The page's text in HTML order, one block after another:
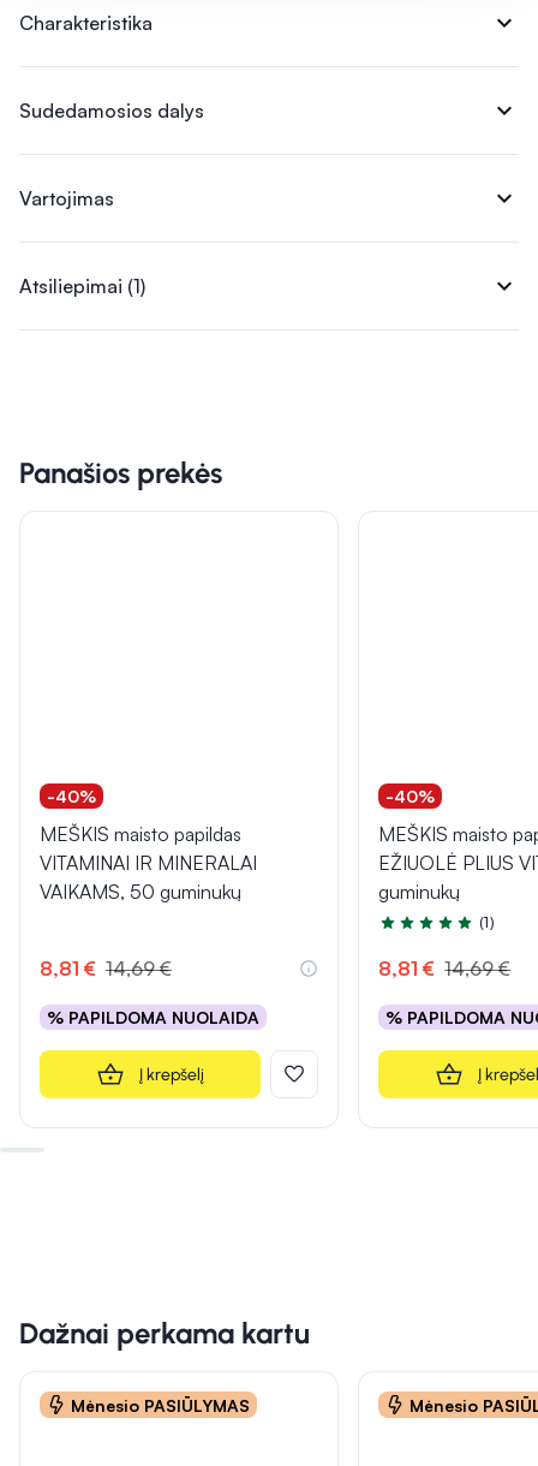
Charakteristika expand_more
Sudedamosios dalys expand_more
Vartojimas expand_more
Atsiliepimai (1) expand_more
Panašios prekės
-40%
MEŠKIS maisto papildas
VITAMINAI IR MINERALAI
VAIKAMS, 50 guminukų
8,81 € 14,69 €
% PAPILDOMA NUOLAIDA
Į krepšelį
-40%
MEŠKIS maisto
EŽIUOLĖ PLIUS
guminukų
Įvertinimas 5.0 iš 5
(1)
8,81 € 14,69 €
% PAPILDOMA
Į
Dažnai perkama kartu
Mėnesio PASIŪLYMAS Mėnesio